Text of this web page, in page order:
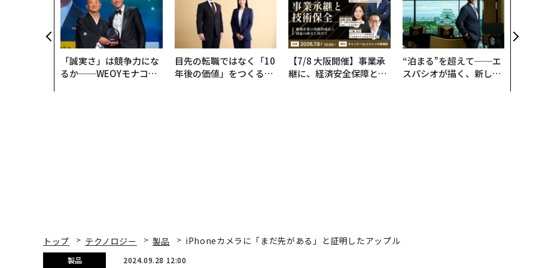
「誠実さ」は競争力にな
るか──WEOYモナコで
目先の転職ではなく「10
年後の価値」をつくる─
【7/8 大阪開催】事業承
継に、経済安全保障とい
“泊まる”を超えて──エ
スパシオが描く、新しい
トップ テクノロジー 製品 iPhoneカメラに「まだ先がある」と証明したアップル
製品 2024.09.28 12:00